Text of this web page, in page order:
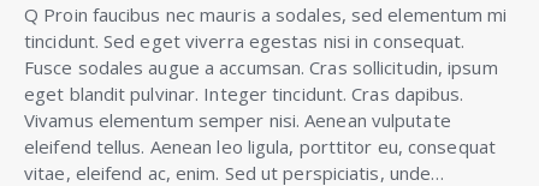
Q Proin faucibus nec mauris a sodales, sed elementum mi
tincidunt. Sed eget viverra egestas nisi in consequat.
Fusce sodales augue a accumsan. Cras sollicitudin, ipsum
eget blandit pulvinar. Integer tincidunt. Cras dapibus.
Vivamus elementum semper nisi. Aenean vulputate
eleifend tellus. Aenean leo ligula, porttitor eu, consequat
vitae, eleifend ac, enim. Sed ut perspiciatis, unde…